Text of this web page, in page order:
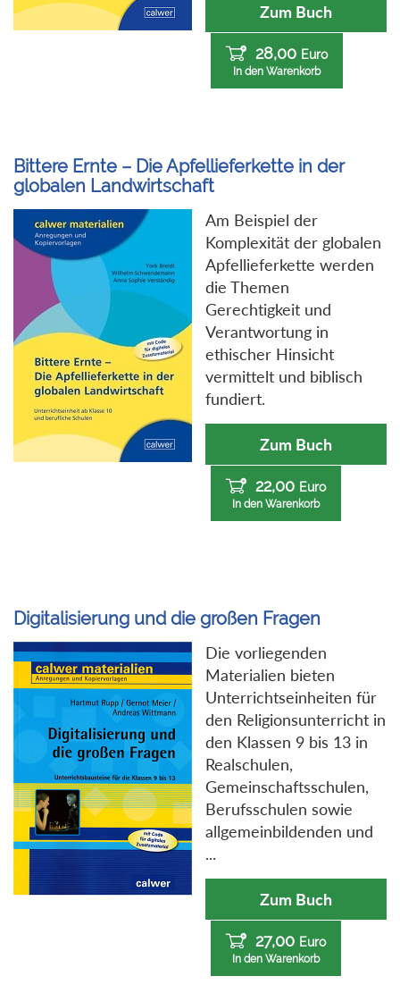
Zum Buch
28,00 Euro
In den Warenkorb
Bittere Ernte – Die Apfellieferkette in der
globalen Landwirtschaft
Am Beispiel der
Komplexität der globalen
Apfellieferkette werden
die Themen
Gerechtigkeit und
Verantwortung in
ethischer Hinsicht
vermittelt und biblisch
fundiert.
Zum Buch
22,00 Euro
In den Warenkorb
Digitalisierung und die großen Fragen
Die vorliegenden
Materialien bieten
Unterrichtseinheiten für
den Religionsunterricht in
den Klassen 9 bis 13 in
Realschulen,
Gemeinschaftsschulen,
Berufsschulen sowie
allgemeinbildenden und
...
Zum Buch
27,00 Euro
In den Warenkorb